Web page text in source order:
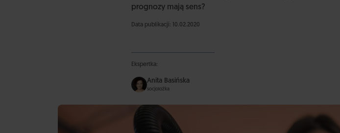
prognozy mają sens?
Data publikacji: 10.02.2020
Ekspertka:
Anita Basińska
socjolożka